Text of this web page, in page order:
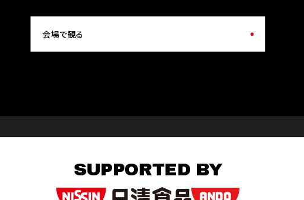
会場で観る
SUPPORTED BY